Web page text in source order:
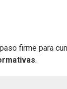
firme para
.